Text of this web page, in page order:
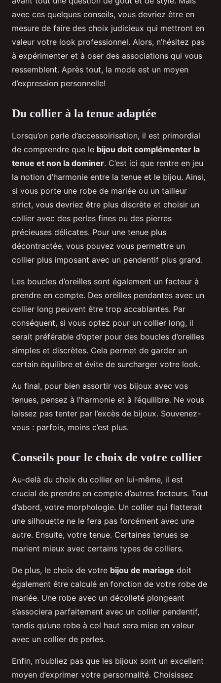
avec ces quelques conseils, vous devriez être en
mesure de faire des choix judicieux qui mettront en
valeur votre look professionnel. Alors, n’hésitez pas
à expérimenter et à oser des associations qui vous
ressemblent. Après tout, la mode est un moyen
d’expression personnelle!
Du collier à la tenue adaptée
Lorsqu’on parle d’accessoirisation, il est primordial
de comprendre que le bijou doit complémenter la
tenue et non la dominer. C’est ici que rentre en jeu
la notion d’harmonie entre la tenue et le bijou. Ainsi,
si vous porte une robe de mariée ou un tailleur
strict, vous devriez être plus discrète et choisir un
collier avec des perles fines ou des pierres
précieuses délicates. Pour une tenue plus
décontractée, vous pouvez vous permettre un
collier plus imposant avec un pendentif plus grand.
Les boucles d’oreilles sont également un facteur à
prendre en compte. Des oreilles pendantes avec un
collier long peuvent être trop accablantes. Par
conséquent, si vous optez pour un collier long, il
serait préférable d’opter pour des boucles d’oreilles
simples et discrètes. Cela permet de garder un
certain équilibre et évite de surcharger votre look.
Au final, pour bien assortir vos bijoux avec vos
tenues, pensez à l’harmonie et à l’équilibre. Ne vous
laissez pas tenter par l’excès de bijoux. Souvenez-
vous : parfois, moins c’est plus.
Conseils pour le choix de votre collier
Au-delà du choix du collier en lui-même, il est
crucial de prendre en compte d’autres facteurs. Tout
d’abord, votre morphologie. Un collier qui flatterait
une silhouette ne le fera pas forcément avec une
autre. Ensuite, votre tenue. Certaines tenues se
marient mieux avec certains types de colliers.
De plus, le choix de votre bijou de mariage doit
également être calculé en fonction de votre robe de
mariée. Une robe avec un décolleté plongeant
s’associera parfaitement avec un collier pendentif,
tandis qu’une robe à col haut sera mise en valeur
avec un collier de perles.
Enfin, n’oubliez pas que les bijoux sont un excellent
moyen d’exprimer votre personnalité. Choisissez